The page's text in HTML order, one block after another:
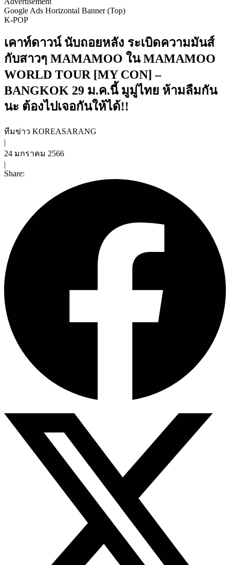
Google Ads Horizontal Banner (Top)
K-POP
เคาท์ดาวน์ นับถอยหลัง ระเบิดความมันส์
กับสาวๆ MAMAMOO ใน MAMAMOO
WORLD TOUR [MY CON] –
BANGKOK 29 ม.ค.นี้ มูมู่ไทย ห้ามลืมกัน
นะ ต้องไปเจอกันให้ได้!!
ทีมข่าว KOREASARANG
|
24 มกราคม 2566
|
Share: